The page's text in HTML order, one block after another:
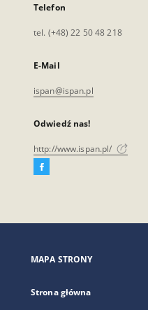
Telefon
tel. (+48) 22 50 48 218
E-Mail
ispan@ispan.pl
Odwiedź nas!
http://www.ispan.pl/
Facebook
się
karcie
MAPA STRONY
Strona główna